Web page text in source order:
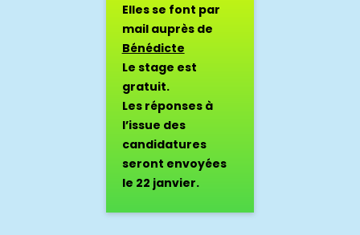
Elles se font par
mail auprès de
Bénédicte
Le stage est
gratuit.
Les réponses à
l’issue des
candidatures
seront envoyées
le 22 janvier.